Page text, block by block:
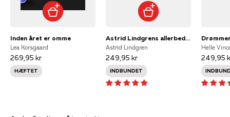
Inden året er omme
Lea Korsgaard
269,95 kr
HÆFTET
Astrid Lindgrens allerbedste historier
Astrid Lindgren
249,95 kr
INDBUNDET
Helle
249,95